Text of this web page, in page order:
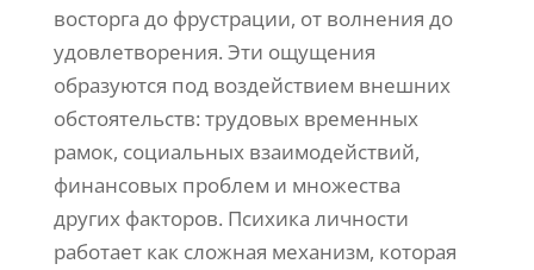
восторга до фрустрации, от волнения до
удовлетворения. Эти ощущения
образуются под воздействием внешних
обстоятельств: трудовых временных
рамок, социальных взаимодействий,
финансовых проблем и множества
других факторов. Психика личности
работает как сложная механизм, которая